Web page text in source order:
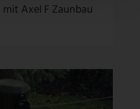
Axel F Zaunbau